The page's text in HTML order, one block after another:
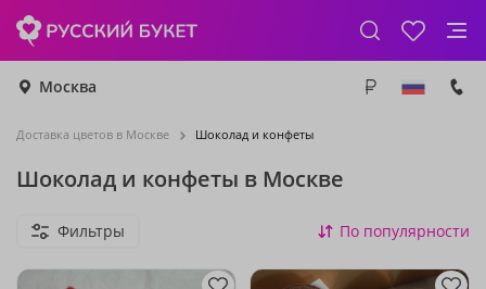
Москва
Доставка цветов в Москве Шоколад и конфеты
Шоколад и конфеты в Москве
Фильтры По популярности